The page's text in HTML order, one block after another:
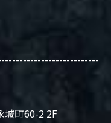
城町60-2 2F